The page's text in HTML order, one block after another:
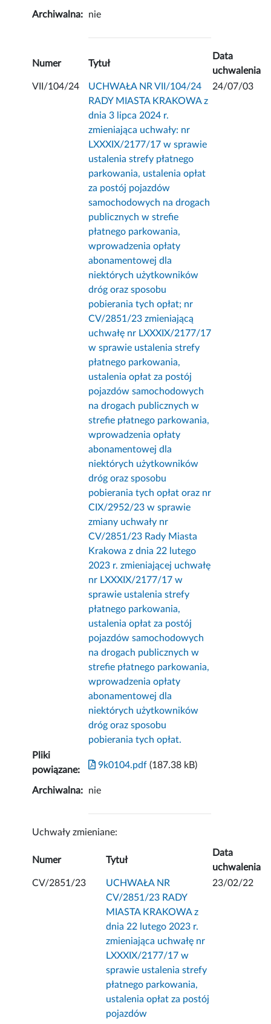
Archiwalna: nie
Numer Tytuł
Data
uchwalenia
VII/104/24
UCHWAŁA NR VII/104/24
RADY MIASTA KRAKOWA z
dnia 3 lipca 2024 r.
zmieniająca uchwały: nr
LXXXIX/2177/17 w sprawie
ustalenia strefy płatnego
parkowania, ustalenia opłat
za postój pojazdów
samochodowych na drogach
publicznych w strefie
płatnego parkowania,
wprowadzenia opłaty
abonamentowej dla
niektórych użytkowników
dróg oraz sposobu
pobierania tych opłat; nr
CV/2851/23 zmieniającą
uchwałę nr LXXXIX/2177/17
w sprawie ustalenia strefy
płatnego parkowania,
ustalenia opłat za postój
pojazdów samochodowych
na drogach publicznych w
strefie płatnego parkowania,
wprowadzenia opłaty
abonamentowej dla
niektórych użytkowników
dróg oraz sposobu
pobierania tych opłat oraz nr
CIX/2952/23 w sprawie
zmiany uchwały nr
CV/2851/23 Rady Miasta
Krakowa z dnia 22 lutego
2023 r. zmieniającej uchwałę
nr LXXXIX/2177/17 w
sprawie ustalenia strefy
płatnego parkowania,
ustalenia opłat za postój
pojazdów samochodowych
na drogach publicznych w
strefie płatnego parkowania,
wprowadzenia opłaty
abonamentowej dla
niektórych użytkowników
dróg oraz sposobu
pobierania tych opłat.
24/07/03
Pliki
powiązane:
9k0104.pdf (187.38 kB)
Archiwalna: nie
Uchwały zmieniane:
Numer Tytuł
Data
uchwalenia
CV/2851/23
UCHWAŁA NR
CV/2851/23 RADY
MIASTA KRAKOWA z
dnia 22 lutego 2023 r.
zmieniająca uchwałę nr
LXXXIX/2177/17 w
sprawie ustalenia strefy
płatnego parkowania,
ustalenia opłat za postój
pojazdów
23/02/22